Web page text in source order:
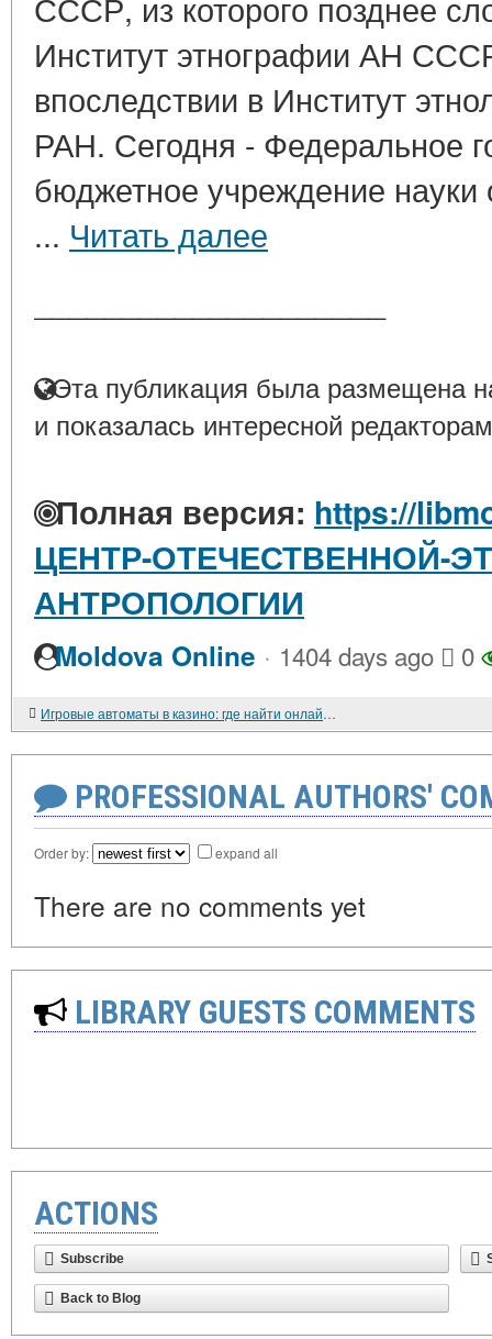
Институт этнографии АН
впоследствии в Институт
РАН. Сегодня - Федеральное
бюджетное учреждение
... Читать далее
Эта публикация была размещена
и показалась интересной
Полная версия: https://
ЦЕНТР-ОТЕЧЕСТВЕННОЙ-
АНТРОПОЛОГИИ
Moldova Online · 1404 days ago 0
Игровые автоматы в казино: где найти онлайн слоты без вложений?
PROFESSIONAL AUTHORS'
Order by: expand all
There are no comments yet
LIBRARY GUESTS COMMENTS
ACTIONS
Subscribe
Back to Blog